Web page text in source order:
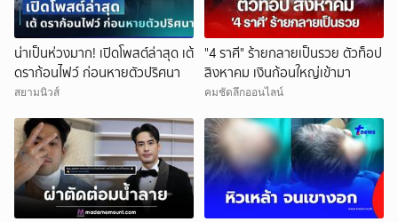
น่าเป็นห่วงมาก! เปิดโพสต์ล่าสุด เต้
ดราก้อนไฟว์ ก่อนหายตัวปริศนา
สยามนิวส์
"4 ราศี" ร้ายกลายเป็นรวย ตัวท็อป
สิงหาคม เงินก้อนใหญ่เข้ามา
คมชัดลึกออนไลน์